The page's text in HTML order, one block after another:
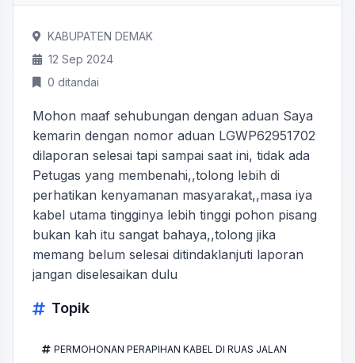
KABUPATEN DEMAK
12 Sep 2024
0 ditandai
Mohon maaf sehubungan dengan aduan Saya
kemarin dengan nomor aduan LGWP62951702
dilaporan selesai tapi sampai saat ini, tidak ada
Petugas yang membenahi,,tolong lebih di
perhatikan kenyamanan masyarakat,,masa iya
kabel utama tingginya lebih tinggi pohon pisang
bukan kah itu sangat bahaya,,tolong jika
memang belum selesai ditindaklanjuti laporan
jangan diselesaikan dulu
Topik
PERMOHONAN PERAPIHAN KABEL DI RUAS JALAN